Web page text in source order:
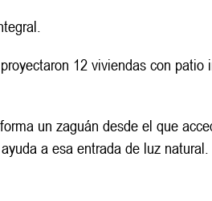
12 viviendas con patio
un zaguán desde el que
a esa entrada de luz